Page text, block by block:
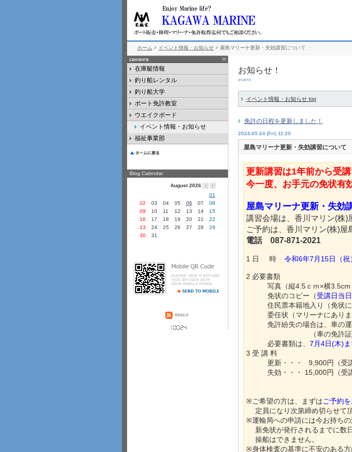
ホーム > イベント情報・お知らせ > 屋島マリーナ更新・失効講習について
お知らせ！
event
イベント情報・お知らせ top
免許の日程を更新しました！
2024-05-24 (Fri) 11:20
屋島マリーナ更新・失効講習について
更新講習は1年前から受講
今一度、お手元の免状有
屋島マリーナ更新・失効
講習会場は、香川マリン(株)
ご予約は、香川マリン(株)屋
電話 087-871-2021
1 日 時 令和6年7月15日（祝
2 必要書類
写真（縦4.5ｃｍ×横3.5cm
免状のコピー（受講日当
住民票本籍地入り（免状に
委任状（マリーナにあり
免許紛失の場合は、車の運
（車の免許証のコピー
必要書類は、 7 月4日(木)
3 受 講 料
更新・・・ 9,900円（受講
失効・・・ 15,000円（受講
※ご希望の方は、まずはご予約を
定員になり次第締め切らせて
※運輸局への申請には今お持ち
新免状が発行されるまでに数
操船はできません。
※身体検査の基準に不安のある方
在庫艇情報
釣り船レンタル
釣り船大学
ボート免許教室
ウエイクボード
イベント情報・お知らせ
福祉事業部
Blog Calendar
August 2026
01
02
03 04 05 06 07
08
09
10 11 12 13 14
15
16
17 18 19 20 21
22
23
24 25 26 27 28
29
30
31